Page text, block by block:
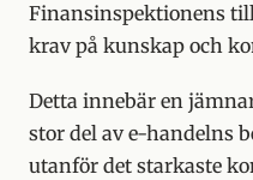
Finansinspektionens
krav på kunskap och
Detta innebär en
stor del av e-handelns
utanför det starkaste